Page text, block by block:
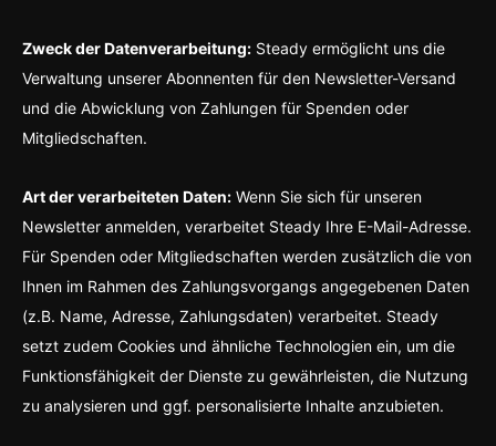
Zweck der Datenverarbeitung: Steady ermöglicht uns die
Verwaltung unserer Abonnenten für den Newsletter-Versand
und die Abwicklung von Zahlungen für Spenden oder
Mitgliedschaften.
Art der verarbeiteten Daten: Wenn Sie sich für unseren
Newsletter anmelden, verarbeitet Steady Ihre E-Mail-Adresse.
Für Spenden oder Mitgliedschaften werden zusätzlich die von
Ihnen im Rahmen des Zahlungsvorgangs angegebenen Daten
(z.B. Name, Adresse, Zahlungsdaten) verarbeitet. Steady
setzt zudem Cookies und ähnliche Technologien ein, um die
Funktionsfähigkeit der Dienste zu gewährleisten, die Nutzung
zu analysieren und ggf. personalisierte Inhalte anzubieten.